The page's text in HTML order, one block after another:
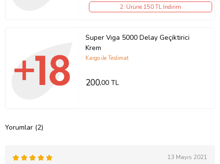
2. Ürüne 150 TL İndirim
Super Vıga 5000 Delay Geçiktirici
Krem
Kargo ile Teslimat
200,00 TL
Yorumlar (2)
13 Mayıs 2021